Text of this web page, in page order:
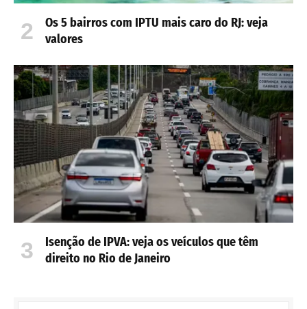
Os 5 bairros com IPTU mais caro do RJ: veja
valores
Isenção de IPVA: veja os veículos que têm
direito no Rio de Janeiro